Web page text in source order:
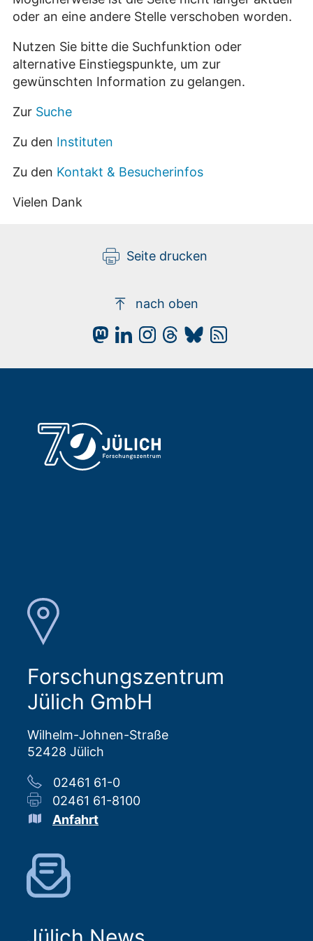
oder an eine andere Stelle verschoben worden.
Nutzen Sie bitte die Suchfunktion oder
alternative Einstiegspunkte, um zur
gewünschten Information zu gelangen.
Zur Suche
Zu den Instituten
Zu den Kontakt & Besucherinfos
Vielen Dank
Seite drucken
nach oben
Forschungszentrum
Jülich GmbH
Wilhelm-Johnen-Straße
52428 Jülich
02461 61-0
02461 61-8100
Anfahrt